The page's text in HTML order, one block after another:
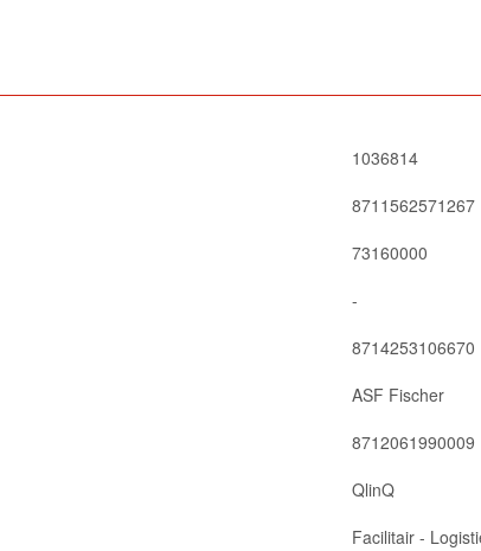
1036814
8711562571267
73160000
-
8714253106670
ASF Fischer
8712061990009
QlinQ
Facilitair -